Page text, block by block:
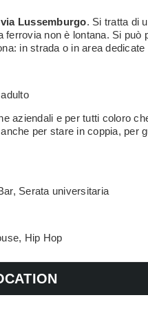
via Lussemburgo. Si tratta di
non è lontana. Si
in strada o in area
aziendali e per tutti coloro
per stare in coppia, per
Serata universitaria
Hip Hop